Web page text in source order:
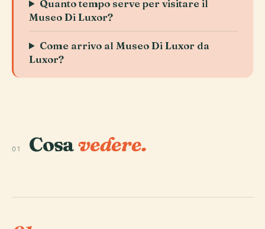
Quanto tempo serve per visitare il
Museo Di Luxor?
Come arrivo al Museo Di Luxor da
Luxor?
01 Cosavedere.